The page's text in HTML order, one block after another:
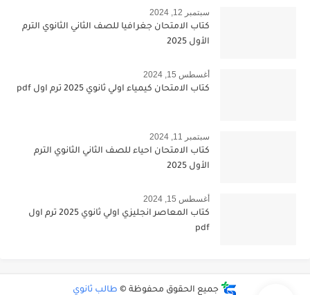
سبتمبر 12, 2024
كتاب الامتحان جغرافيا للصف الثاني الثانوي الترم
الأول 2025
أغسطس 15, 2024
كتاب الامتحان كيمياء اولي ثانوي 2025 ترم اول pdf
سبتمبر 11, 2024
كتاب الامتحان احياء للصف الثاني الثانوي الترم
الأول 2025
أغسطس 15, 2024
كتاب المعاصر انجليزي اولي ثانوي 2025 ترم اول
pdf
جميع الحقوق محفوظة © طالب ثانوي